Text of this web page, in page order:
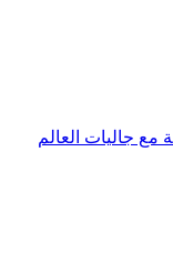
مع جاليات العالم